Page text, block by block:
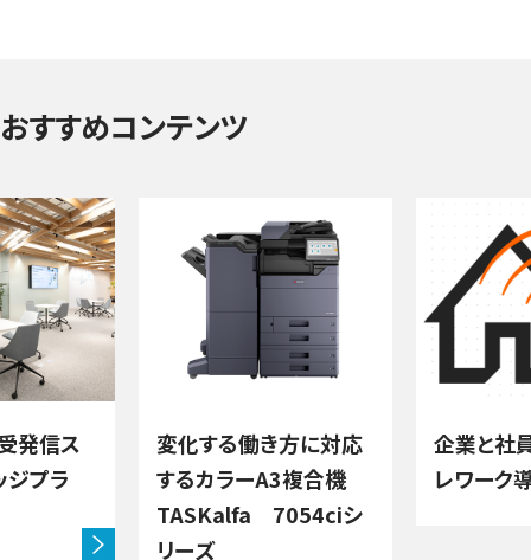
おすすめコンテンツ
発信ス
ジプラ
変化する働き方に対応
するカラーA3複合機
TASKalfa 7054ciシ
リーズ
企業と社
レワーク